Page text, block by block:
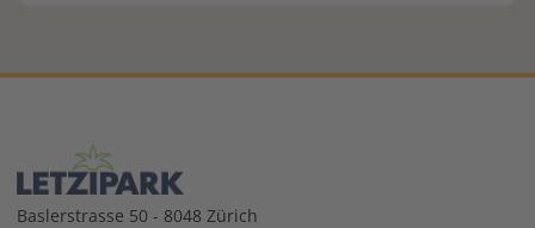
Baslerstrasse 50 - 8048 Zürich